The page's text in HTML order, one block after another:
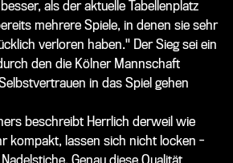
als der aktuelle Tabellenplatz
mehrere Spiele, in denen sie sehr
verloren haben." Der Sieg sei ein
den die Kölner Mannschaft
in das Spiel gehen
beschreibt Herrlich derweil wie
kompakt, lassen sich nicht locken -